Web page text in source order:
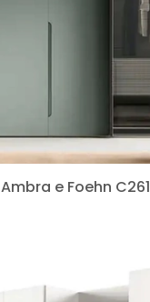
Ambra e Foehn C261